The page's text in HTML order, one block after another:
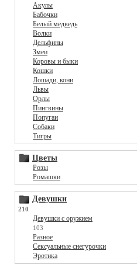
Акулы
Бабочки
Белый медведь
Волки
Дельфины
Змеи
Коровы и быки
Кошки
Лошади, кони
Львы
Орлы
Пингвины
Попугаи
Собаки
Тигры
Цветы
Розы
Ромашки
Девушки
210
Девушки с оружием
103
Разное
Сексуальные снегурочки
Эротика